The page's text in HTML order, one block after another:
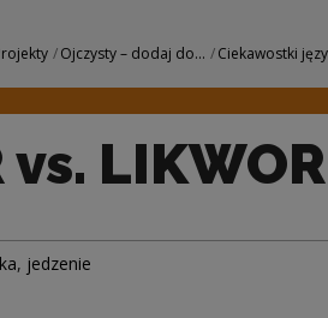
Ojczysty – dodaj do... Ciekawostki
vs. LIKWOR
, jedzenie